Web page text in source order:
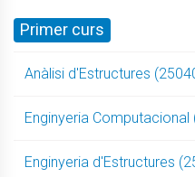
Primer curs
Anàlisi d'Estructures
Enginyeria Computacional
Enginyeria d'Estructures